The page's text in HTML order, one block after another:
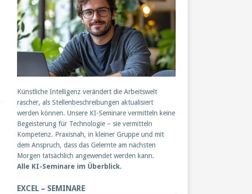
Künstliche Intelligenz verändert die Arbeitswelt
rascher, als Stellenbeschreibungen aktualisiert
werden können. Unsere KI-Seminare vermitteln keine
Begeisterung für Technologie – sie vermitteln
Kompetenz. Praxisnah, in kleiner Gruppe und mit
dem Anspruch, dass das Gelernte am nächsten
Morgen tatsächlich angewendet werden kann.
Alle KI-Seminare im Überblick.
EXCEL – SEMINARE